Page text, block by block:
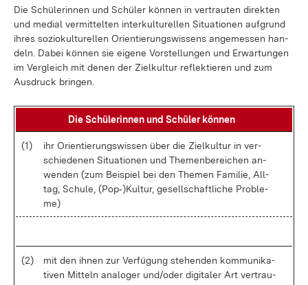
Die Schü­le­rin­nen und Schü­ler kön­nen in ver­trau­ten di­rek­ten
und me­di­al ver­mit­tel­ten in­ter­kul­tu­rel­len Si­tua­tio­nen auf­grund
ih­res so­zio­kul­tu­rel­len Ori­en­tie­rungs­wis­sens an­ge­mes­sen han­
deln. Da­bei kön­nen sie ei­ge­ne Vor­stel­lun­gen und Er­war­tun­gen
im Ver­gleich mit de­nen der Ziel­kul­tur re­flek­tie­ren und zum
Aus­druck brin­gen.
Die Schü­le­rin­nen und Schü­ler kön­nen
(1)
ihr Ori­en­tie­rungs­wis­sen über die Ziel­kul­tur in ver­
schie­de­nen Si­tua­tio­nen und The­men­be­rei­chen an­
wen­den (zum Bei­spiel bei den The­men Fa­mi­lie, All­
tag, Schu­le, (Pop‑)Kul­tur, ge­sell­schaft­li­che Pro­ble­
me)
(2)
mit den ih­nen zur Ver­fü­gung ste­hen­den kom­mu­ni­ka­
ti­ven Mit­teln ana­lo­ger un­d/o­der di­gi­ta­ler Art ver­trau­